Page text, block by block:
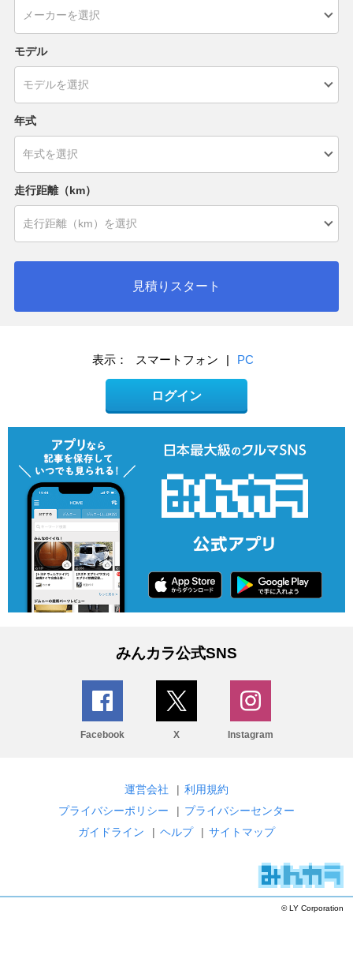
モデル
年式
走行距離（km）
見積りスタート
表示： スマートフォン | PC
ログイン
みんカラ公式SNS
Facebook X Instagram
運営会社 | 利用規約
プライバシーポリシー
| プライバシーセンター
ガイドライン
| ヘルプ | サイトマップ
© LY Corporation